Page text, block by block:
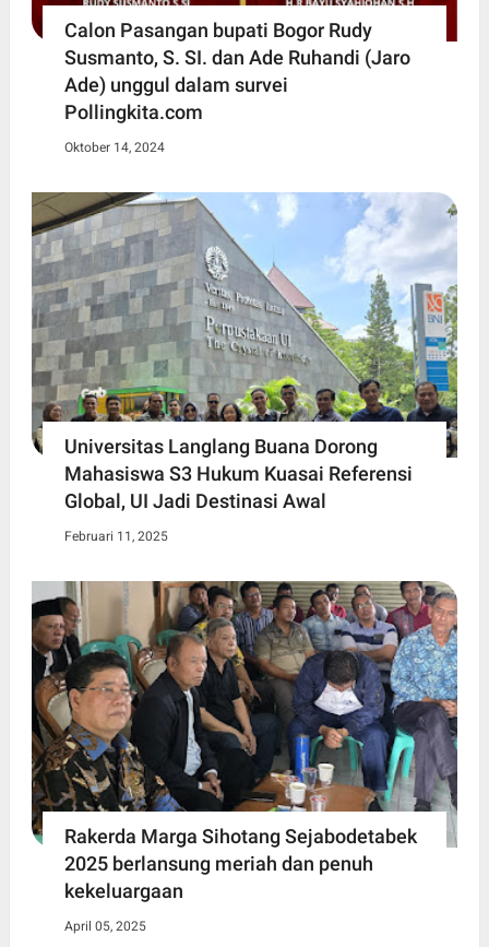
Calon Pasangan bupati Bogor Rudy
Susmanto, S. SI. dan Ade Ruhandi (Jaro
Ade) unggul dalam survei
Pollingkita.com
Oktober 14, 2024
Universitas Langlang Buana Dorong
Mahasiswa S3 Hukum Kuasai Referensi
Global, UI Jadi Destinasi Awal
Februari 11, 2025
Rakerda Marga Sihotang Sejabodetabek
2025 berlansung meriah dan penuh
kekeluargaan
April 05, 2025